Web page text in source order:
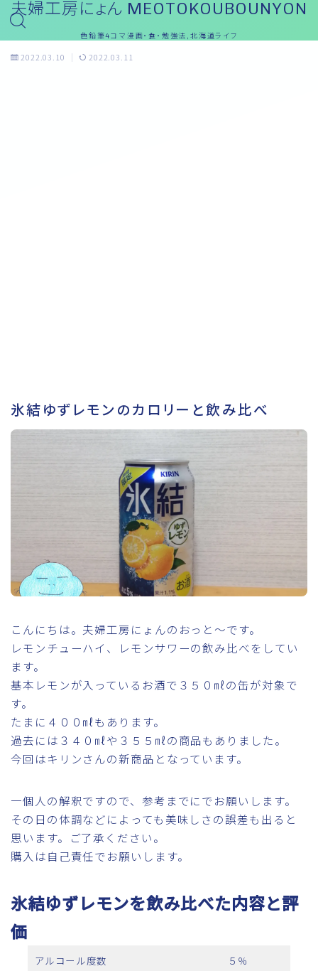
夫婦工房にょん MEOTOKOUBOUNYON
色鉛筆4コマ漫画・食・勉強法,北海道ライフ
2022.03.10 2022.03.11
氷結ゆずレモンのカロリーと飲み比べ
こんにちは。夫婦工房にょんのおっと～です。
レモンチューハイ、レモンサワーの飲み比べをしてい
ます。
基本レモンが入っているお酒で３５０㎖の缶が対象で
す。
たまに４００㎖もあります。
過去には３４０㎖や３５５㎖の商品もありました。
今回はキリンさんの新商品となっています。
一個人の解釈ですので、参考までにでお願いします。
その日の体調などによっても美味しさの誤差も出ると
思います。ご了承ください。
購入は自己責任でお願いします。
氷結ゆずレモンを飲み比べた内容と評
価
アルコール度数 ５％